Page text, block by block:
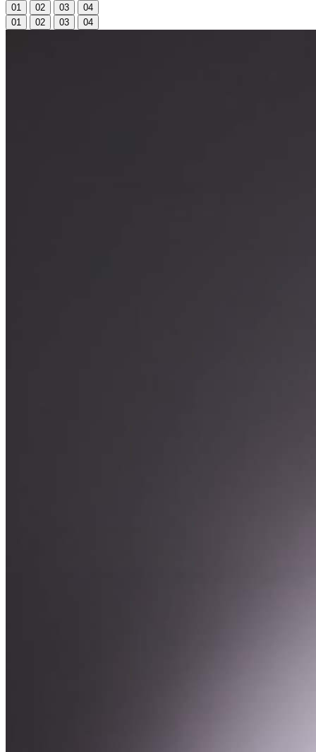
01 02 03
04
01
02 03 04